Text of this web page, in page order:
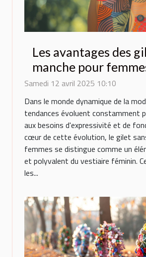
Les avantages des
manche pour
mode
Samedi 12 avril 2025 10:10
Dans le monde dynamique de la
tendances évoluent constamment
aux besoins d'expressivité et de
cœur de cette évolution, le gilet
femmes se distingue comme un
et polyvalent du vestiaire féminin.
les...